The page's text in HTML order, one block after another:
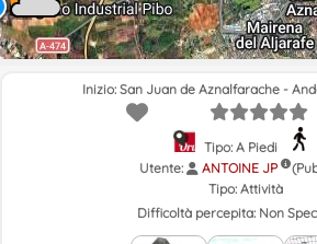
Inizio: San Juan de Aznalfarache -
Tipo: A Piedi
Utente:
ANTOINE JP
Tipo: Attività
Difficoltà percepita: Non